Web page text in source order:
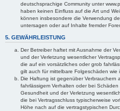
deutschsprachige Community unter
haben keinen Einfluss auf die Art und
können insbesondere die Verwendung
untersagen oder auf Inhalte fremder
5. GEWÄHRLEISTUNG
Der Betreiber haftet mit Ausnahme der
und der Verletzung wesentlicher
die auf ein vorsätzliches oder grob
gilt auch für mittelbare Folgeschäden wie
Die Haftung ist gegenüber Verbrauchern
fahrlässigem Verhalten oder bei
Gesundheit und der Verletzung
die bei Vertragsschluss typischerweise
Höhe nach auf die vertragstypischen